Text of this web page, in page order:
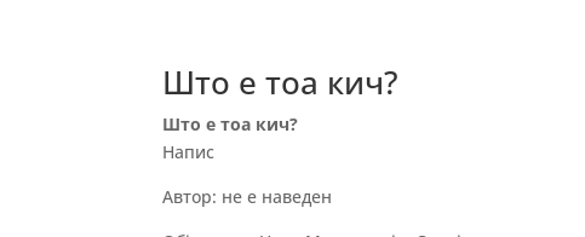
Што е тоа кич?
Што е тоа кич?
Напис
Автор: не е наведен